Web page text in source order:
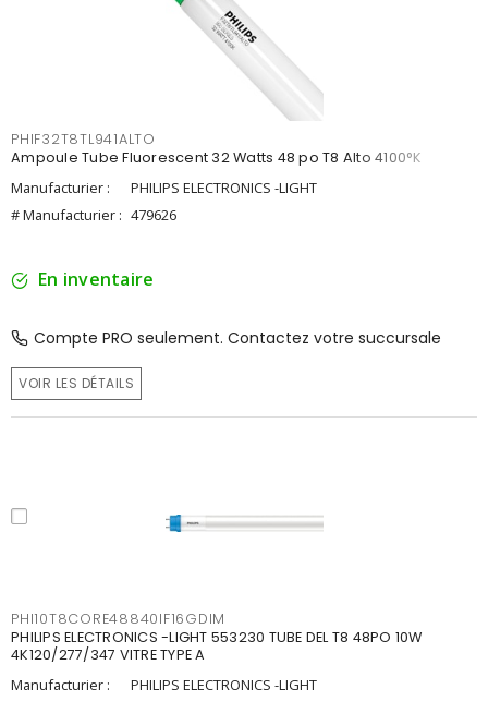
PHIF32T8TL941ALTO
Ampoule Tube Fluorescent 32 Watts 48 po T8 Alto 4100°K
Manufacturier :
PHILIPS ELECTRONICS -LIGHT
# Manufacturier : 479626
En inventaire
Compte PRO seulement. Contactez votre succursale
VOIR LES DÉTAILS
PHI10T8CORE48840IF16GDIM
PHILIPS ELECTRONICS -LIGHT 553230 TUBE DEL T8 48PO 10W
4K120/277/347 VITRE TYPE A
Manufacturier :
PHILIPS ELECTRONICS -LIGHT